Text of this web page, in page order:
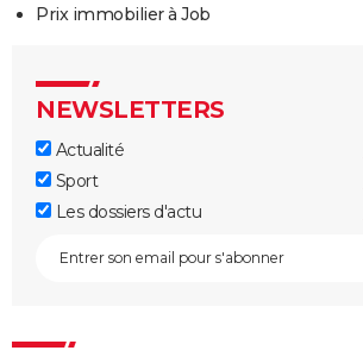
Prix immobilier à Job
NEWSLETTERS
Actualité
Sport
Les dossiers d'actu